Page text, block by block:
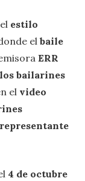
estilo
el baile
ERR
bailarines
el video
representante
4 de octubre